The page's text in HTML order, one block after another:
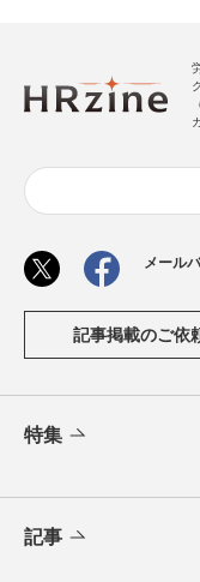
メール
記事掲載のご依
特集
記事